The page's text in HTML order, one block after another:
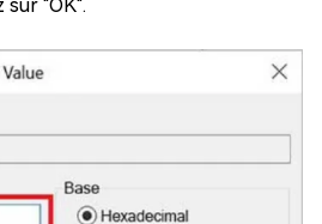
sur "OK".